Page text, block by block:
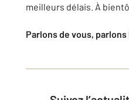
meilleurs délais. À
Parlons de vous,